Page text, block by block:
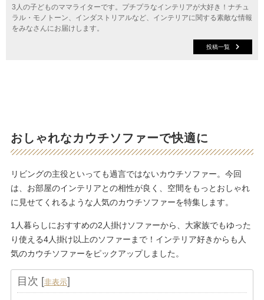
3人の子どものママライターです。プチプラなインテリアが大好き！ナチュ
ラル・モノトーン、インダストリアルなど、インテリアに関する素敵な情報
をみなさんにお届けします。
投稿一覧
おしゃれなカウチソファーで快適に
リビングの主役といっても過言ではないカウチソファー。今回
は、お部屋のインテリアとの相性が良く、空間をもっとおしゃれ
に見せてくれるような人気のカウチソファーを特集します。
1人暮らしにおすすめの2人掛けソファーから、大家族でもゆった
り使える4人掛け以上のソファーまで！インテリア好きからも人
気のカウチソファーをピックアップしました。
目次 [非表示]